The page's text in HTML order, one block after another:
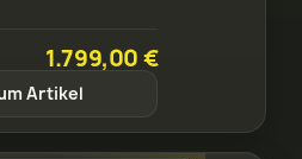
1.799,00 €
Artikel